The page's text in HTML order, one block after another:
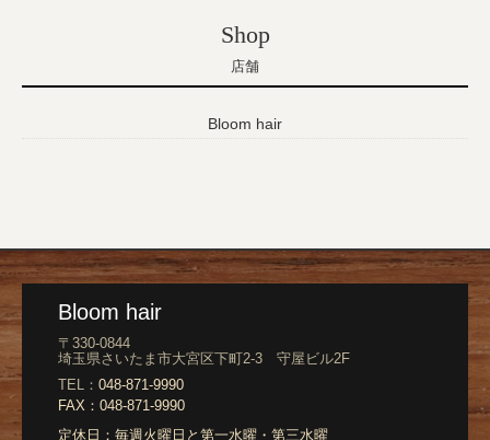
Shop
店舗
Bloom hair
Bloom hair
〒330-0844
埼玉県さいたま市大宮区下町2-3 守屋ビル2F
TEL： 048-871-9990
FAX： 048-871-9990
定休日： 毎週火曜日と第一水曜・第三水曜